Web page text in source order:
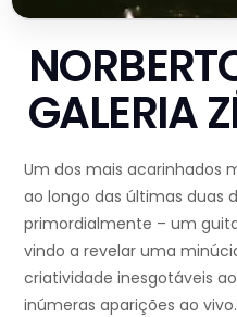
GALERIA
Um dos mais acarinhados
ao longo das últimas duas
primordialmente – um
vindo a revelar uma
criatividade inesgotáveis
inúmeras aparições ao